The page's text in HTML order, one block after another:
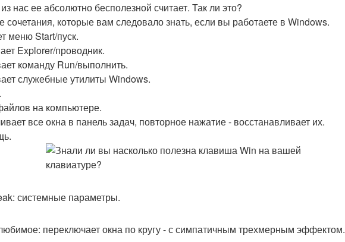
нас ее абсолютно бесполезной считает. Так ли это?
сочетания, которые вам следовало знать, если вы работаете в Windows.
меню Start/пуск.
Explorer/проводник.
команду Run/выполнить.
служебные утилиты Windows.
на компьютере.
все окна в панель задач, повторное нажатие - восстанавливает их.
системные параметры.
переключает окна по кругу - с симпатичным трехмерным эффектом.